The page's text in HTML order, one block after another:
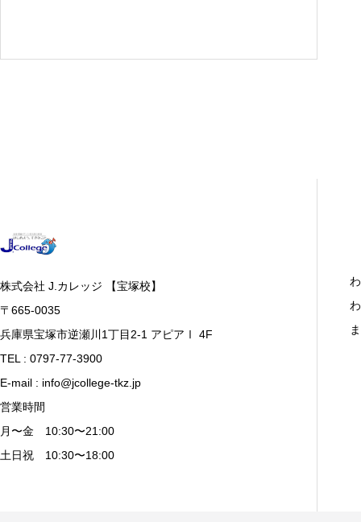
株式会社 J.カレッジ 【宝塚校】
〒665-0035
兵庫県宝塚市逆瀬川1丁目2-1 アピアⅠ 4F
TEL : 0797-77-3900
E-mail : info@jcollege-tkz.jp
営業時間
月〜金 10:30〜21:00
土日祝 10:30〜18:00